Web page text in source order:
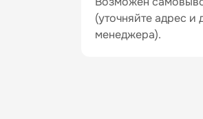
(уточняйте адрес и
менеджера).